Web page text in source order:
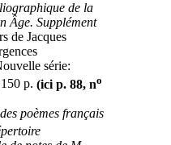
de la
Âge. Supplément
de Jacques
série:
p. (ici p. 88, no
poèmes français